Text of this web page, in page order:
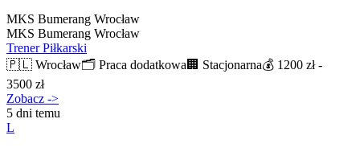
MKS Bumerang Wrocław
MKS Bumerang Wrocław
Trener Piłkarski
🇵🇱 Wrocław🗂️ Praca dodatkowa 🏢 Stacjonarna💰 1200 zł -
3500 zł
Zobacz ->
5 dni temu
L